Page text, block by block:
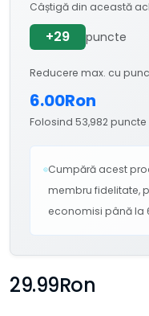
Câștigă din această
+29 puncte
Reducere max. cu
6.00Ron
Folosind 53,982 puncte
Cumpără acest
membru fidelitate,
economisi până la
29.99Ron